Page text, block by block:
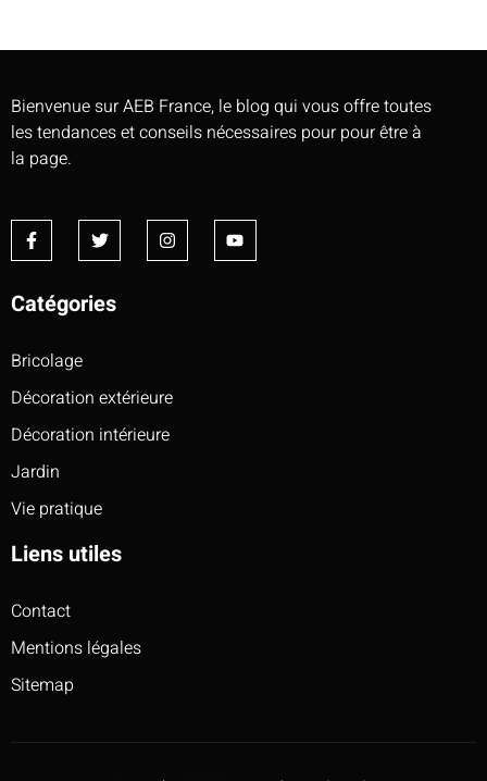
Bienvenue sur AEB France, le blog qui vous offre toutes
les tendances et conseils nécessaires pour pour être à
la page.
Catégories
Bricolage
Décoration extérieure
Décoration intérieure
Jardin
Vie pratique
Liens utiles
Contact
Mentions légales
Sitemap